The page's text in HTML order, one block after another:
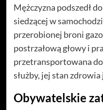
Mężczyzna podszedł
siedzącej w
przerobionej broni
postrzałową głowy i
przetransportowana
służby, jej stan
Obywatelskie